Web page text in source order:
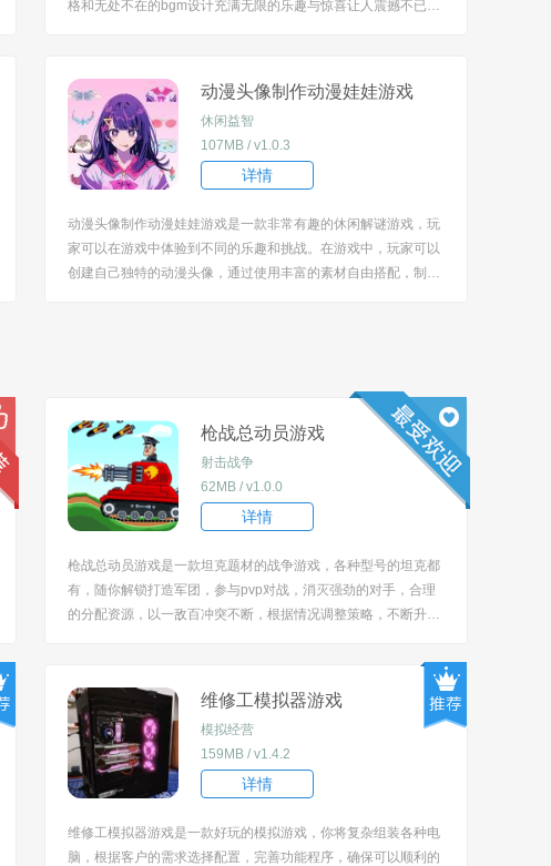
格和无处不在的bgm设计充满无限的乐趣与惊喜让人震撼不已。
动漫头像制作动漫娃娃游戏
休闲益智
107MB / v1.0.3
详情
动漫头像制作动漫娃娃游戏是一款非常有趣的休闲解谜游戏，玩
家可以在游戏中体验到不同的乐趣和挑战。在游戏中，玩家可以
创建自己独特的动漫头像，通过使用丰富的素材自由搭配，制作
枪战总动员游戏
射击战争
62MB / v1.0.0
详情
枪战总动员游戏是一款坦克题材的战争游戏，各种型号的坦克都
有，随你解锁打造军团，参与pvp对战，消灭强劲的对手，合理
的分配资源，以一敌百冲突不断，根据情况调整策略，不断升级
击，感受一枪爆头...
维修工模拟器游戏
模拟经营
159MB / v1.4.2
详情
维修工模拟器游戏是一款好玩的模拟游戏，你将复杂组装各种电
脑，根据客户的需求选择配置，完善功能程序，确保可以顺利的